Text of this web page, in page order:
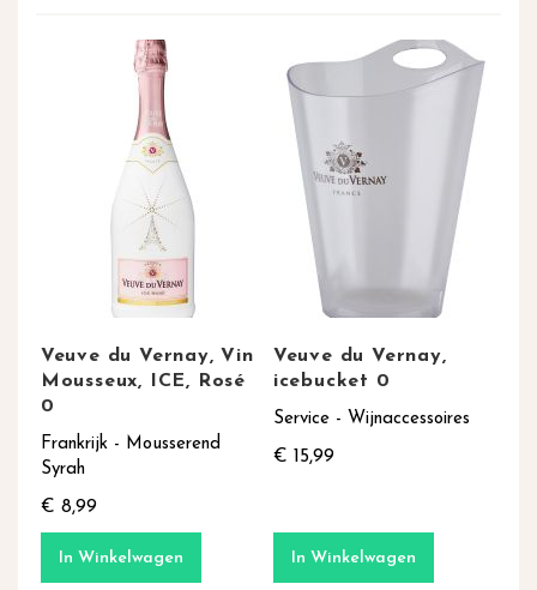
Veuve du Vernay, Vin
Mousseux, ICE, Rosé
0
Frankrijk - Mousserend
Syrah
€ 8,99
In Winkelwagen
Veuve du Vernay,
icebucket 0
Service - Wijnaccessoires
€ 15,99
In Winkelwagen